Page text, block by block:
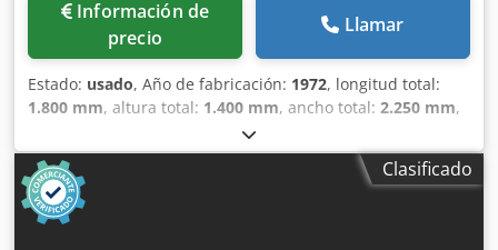
Información de
precio
Llamar
Estado: usado, Año de fabricación: 1972, longitud total:
1.800 mm, altura total: 1.400 mm, ancho total: 2.250 mm,
Color: Verde Peso en vacío: 2000 kg Precio: Consultar
Cjdpfx Anezm N Rieuerf - Año de fabricación: 1972 -
Documentación disponible: No - Certificado CE: No -
Sistema de control: Convencional - Dimensiones de
transporte: 1800 mm x 2250 mm x 1400 mm (largo x ancho
Clasificado